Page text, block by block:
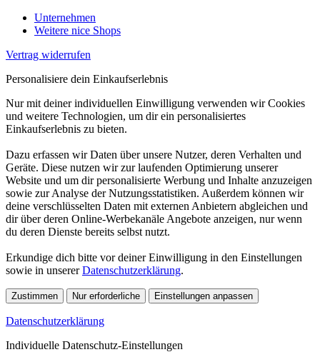
Unternehmen
Weitere nice Shops
Vertrag widerrufen
Personalisiere dein Einkaufserlebnis
Nur mit deiner individuellen Einwilligung verwenden wir Cookies
und weitere Technologien, um dir ein personalisiertes
Einkaufserlebnis zu bieten.
Dazu erfassen wir Daten über unsere Nutzer, deren Verhalten und
Geräte. Diese nutzen wir zur laufenden Optimierung unserer
Website und um dir personalisierte Werbung und Inhalte anzuzeigen
sowie zur Analyse der Nutzungsstatistiken. Außerdem können wir
deine verschlüsselten Daten mit externen Anbietern abgleichen und
dir über deren Online-Werbekanäle Angebote anzeigen, nur wenn
du deren Dienste bereits selbst nutzt.
Erkundige dich bitte vor deiner Einwilligung in den Einstellungen
sowie in unsererDatenschutzerklärung.
Zustimmen Nur erforderliche Einstellungen anpassen
Datenschutzerklärung
Individuelle Datenschutz-Einstellungen